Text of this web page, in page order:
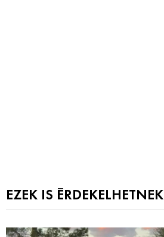
EZEK IS ÉRDEKELHETNEK